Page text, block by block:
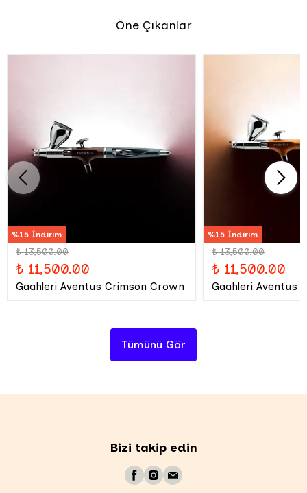
Öne Çıkanlar
%15 İndirim
₺ 13,500.00
₺ 11,500.00
Gaahleri Aventus Crimson Crown
%15 İndirim
₺ 13,500.00
₺ 11,500.00
Gaahleri Aventus
Tümünü Gör
Bizi takip edin